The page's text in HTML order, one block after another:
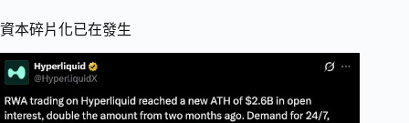
資本碎片化已在發生